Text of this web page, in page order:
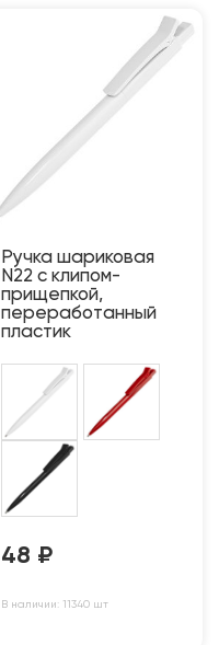
Ручка шариковая
N22 с клипом-
прищепкой,
переработанный
пластик
48 ₽
В наличии: 11340 шт